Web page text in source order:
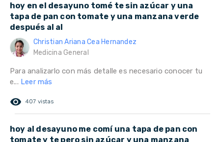
hoy en el desayuno tomé te sin azúcar y una
tapa de pan con tomate y una manzana verde
después al al
Christian Ariana Cea Hernandez
Medicina General
Para analizarlo con más detalle es necesario conocer tu
e... Leer más
remove_red_eye 407 vistas
hoy al desayuno me comí una tapa de pan con
tomate y te pero sin azúcar y una manzana